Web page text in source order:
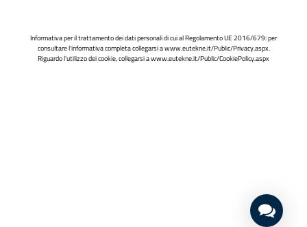
Informativa per il trattamento dei dati personali di cui al Regolamento UE 2016/679: per
consultare l'informativa completa collegarsi awww.eutekne.it/Public/Privacy.aspx.
Riguardo l'utilizzo dei cookie, collegarsi awww.eutekne.it/Public/CookiePolicy.aspx